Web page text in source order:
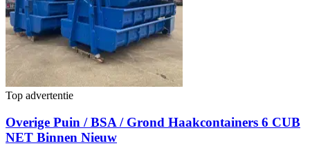
Top advertentie
Overige Puin / BSA / Grond Haakcontainers 6 CUB
NET Binnen Nieuw